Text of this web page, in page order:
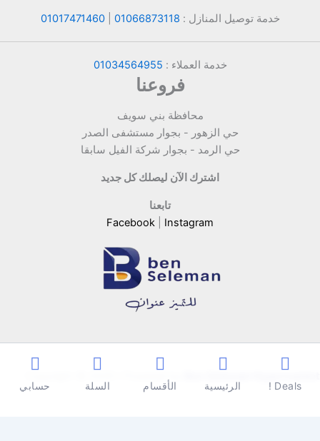
خدمة توصيل المنازل : 01066873118
|
01017471460
خدمة العملاء : 01034564955
فروعنا
محافظة بني سويف
حي الزهور - بجوار مستشفى الصدر
حي الرمد - بجوار شركة الفيل سابقا
اشترك الآن ليصلك كل جديد
تابعنا
Facebook
Instagram
Deals ! الرئيسية الأقسام السلة حسابي